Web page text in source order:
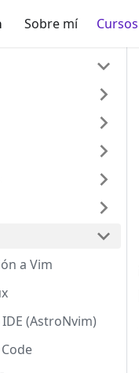
Sobre mí Cursos
a Vim
(AstroNvim)